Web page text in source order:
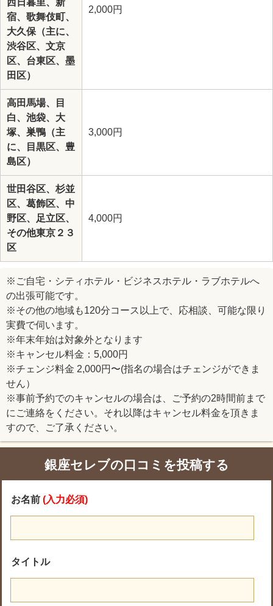
西日暮里、新
宿、歌舞伎町、
大久保（主に、
渋谷区、文京
区、台東区、墨
田区）
2,000円
高田馬場、目
白、池袋、大
塚、巣鴨（主
に、目黒区、豊
島区）
3,000円
世田谷区、杉並
区、葛飾区、中
野区、足立区、
その他東京２３
区
4,000円
※ご自宅・シティホテル・ビジネスホテル・ラブホテルへ
の出張可能です。
※その他の地域も120分コース以上で、応相談、可能な限り
実費で伺います。
※年末年始は対象外となります
※キャンセル料金：5,000円
※チェンジ料金 2,000円〜(指名の場合はチェンジができま
せん）
※事前予約でのキャンセルの場合は、ご予約の2時間前まで
にご連絡をください。それ以降はキャンセル料金を頂きま
すので、ご了承ください。
銀座セレブの口コミを投稿する
お名前 (入力必須)
タイトル